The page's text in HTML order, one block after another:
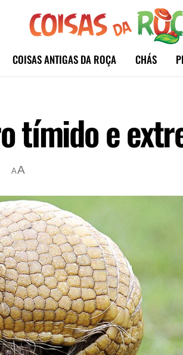
COISAS ANTIGAS DA ROÇA CHÁS
tímido e
AA